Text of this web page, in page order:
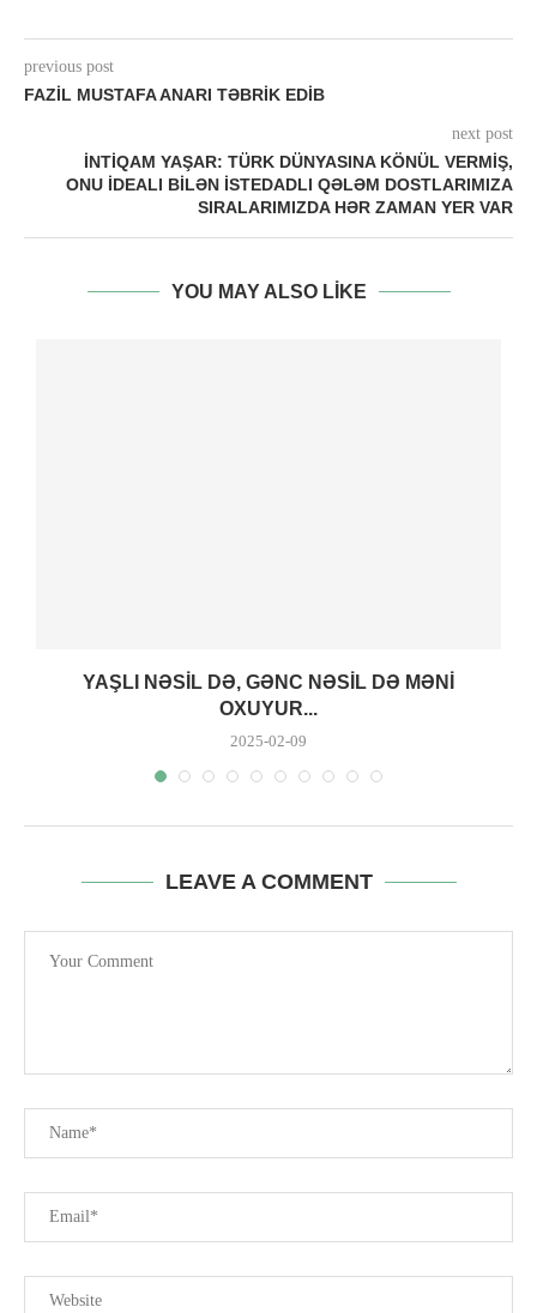
previous post
FAZIL MUSTAFA ANARI TƏBRIK EDIB
next post
İNTIQAM YAŞAR: TÜRK DÜNYASINA KÖNÜL VERMIŞ,
ONU IDEALI BILƏN ISTEDADLI QƏLƏM DOSTLARIMIZA
SIRALARIMIZDA HƏR ZAMAN YER VAR
YOU MAY ALSO LIKE
YAŞLI NƏSIL DƏ, GƏNC NƏSIL DƏ MƏNI
OXUYUR...
2025-02-09
LEAVE A COMMENT